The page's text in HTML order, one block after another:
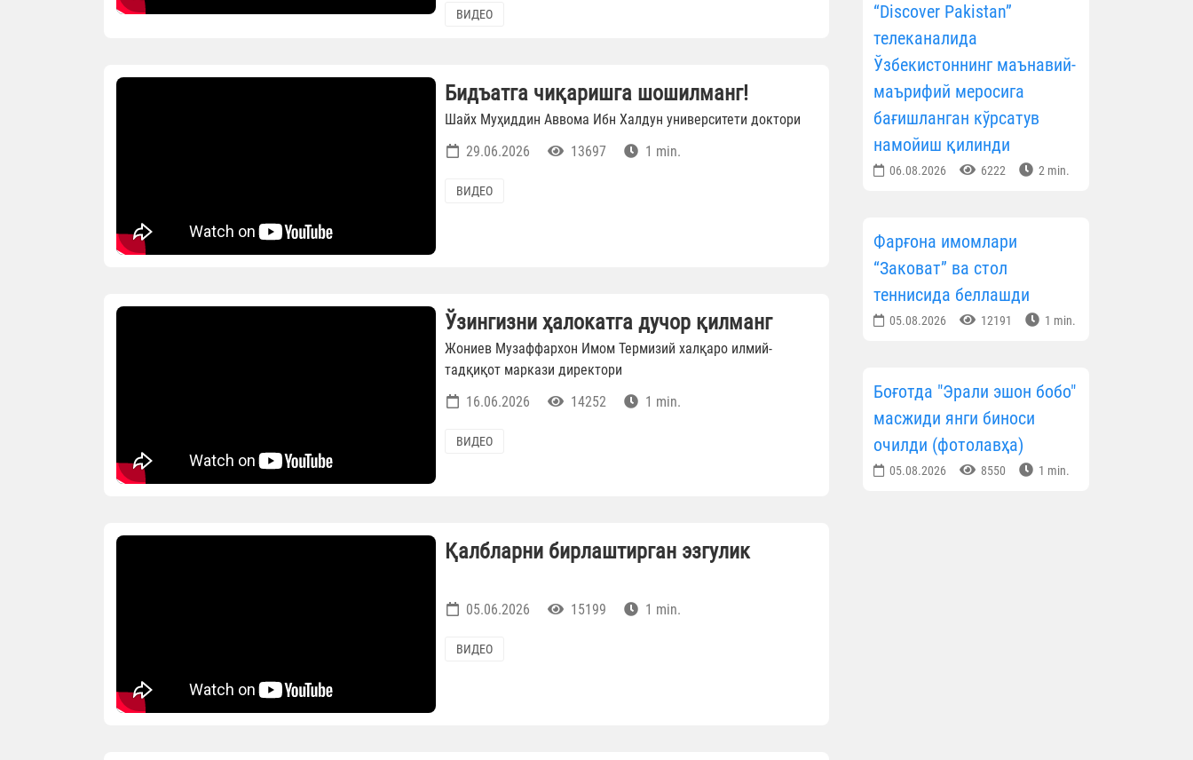
ВИДЕО
Бидъатга чиқаришга шошилманг!
Шайх Муҳиддин Аввома Ибн Халдун университети доктори
29.06.2026
13697 1 min.
ВИДЕО
Ўзингизни ҳалокатга дучор қилманг
Жониев Музаффархон Имом Термизий халқаро илмий-
тадқиқот маркази директори
16.06.2026
14252 1 min.
ВИДЕО
Қалбларни бирлаштирган эзгулик
05.06.2026 15199 1 min.
ВИДЕО
“Discover Pakistan”
телеканалида
Ўзбекистоннинг маънавий-
маърифий меросига
бағишланган кўрсатув
намойиш қилинди
06.08.2026 6222 2 min.
Фарғона имомлари
“Заковат” ва стол
теннисида беллашди
05.08.2026 12191 1 min.
Боғотда "Эрали эшон бобо"
масжиди янги биноси
очилди (фотолавҳа)
05.08.2026 8550 1 min.